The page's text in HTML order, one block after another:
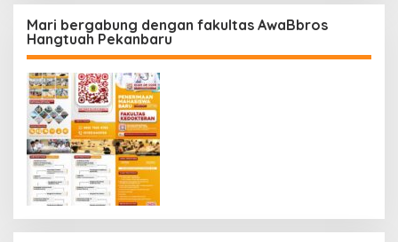
Mari bergabung dengan fakultas AwaBbros
Hangtuah Pekanbaru